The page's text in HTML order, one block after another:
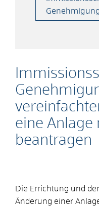
eine Anlage
beantragen
Die Errichtung und
Änderung einer